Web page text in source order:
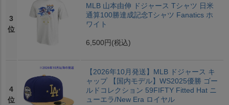
3
位
MLB 山本由伸 ドジャース Tシャツ 日米
通算100勝達成記念Tシャツ Fanatics ホ
ワイト
6,500円 (税込)
4
位
【2026年10月発送】MLB ドジャース キ
ャップ 【国内モデル】WS2025優勝 ゴー
ルドコレクション 59FIFTY Fitted Hat ニ
ューエラ/New Era ロイヤル